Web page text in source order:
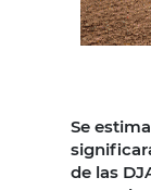
Se
de las